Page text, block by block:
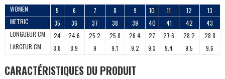
WOMEN 5 6 7 8 9 10 11 12
13
METRIC
35 36 37 38 39 40 41 42
43
LONGUEUR CM
24 24.6 25.2 25.8 26.4 27 27.6 28.2
28.8
LARGEUR CM
8.8 8.9 9 9.1 9.2 9.3 9.4 9.5 9.6
CARACTÉRISTIQUES DU PRODUIT